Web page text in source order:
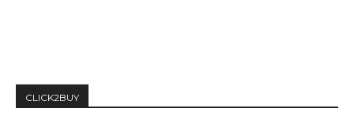
CLICK2BUY